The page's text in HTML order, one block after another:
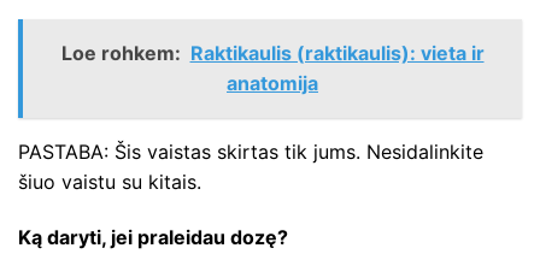
Loe rohkem: Raktikaulis (raktikaulis): vieta ir
anatomija
PASTABA: Šis vaistas skirtas tik jums. Nesidalinkite
šiuo vaistu su kitais.
Ką daryti, jei praleidau dozę?